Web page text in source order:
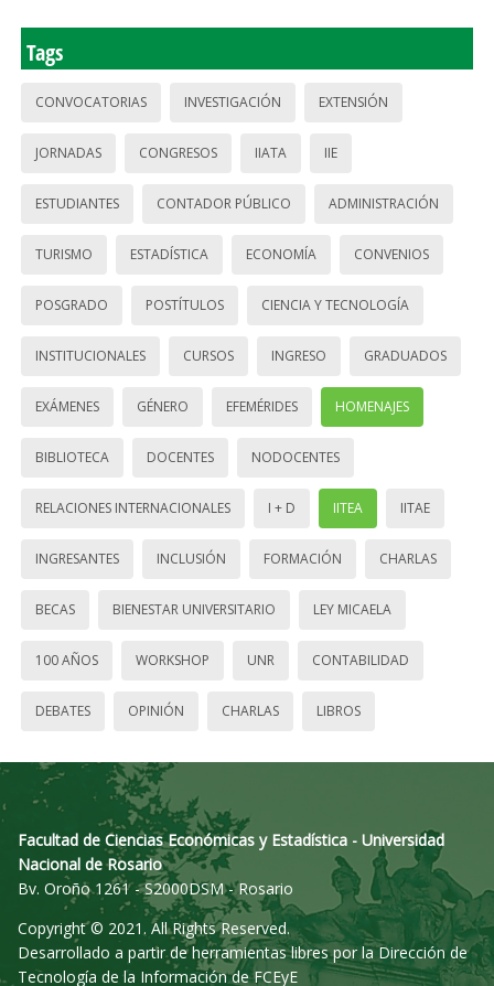
Tags
CONVOCATORIAS INVESTIGACIÓN EXTENSIÓN
JORNADAS CONGRESOS IIATA IIE
ESTUDIANTES CONTADOR PÚBLICO ADMINISTRACIÓN
TURISMO ESTADÍSTICA ECONOMÍA CONVENIOS
POSGRADO POSTÍTULOS CIENCIA Y TECNOLOGÍA
INSTITUCIONALES CURSOS INGRESO GRADUADOS
EXÁMENES GÉNERO EFEMÉRIDES HOMENAJES
BIBLIOTECA DOCENTES NODOCENTES
RELACIONES INTERNACIONALES I + D IITEA IITAE
INGRESANTES INCLUSIÓN FORMACIÓN CHARLAS
BECAS BIENESTAR UNIVERSITARIO LEY MICAELA
100 AÑOS WORKSHOP UNR CONTABILIDAD
DEBATES OPINIÓN CHARLAS LIBROS
Facultad de Ciencias Económicas y Estadística - Universidad
Nacional de Rosario
Bv. Oroño 1261 - S2000DSM - Rosario
Copyright © 2021. All Rights Reserved.
Desarrollado a partir de herramientas libres por la Dirección de
Tecnología de la Información de FCEyE